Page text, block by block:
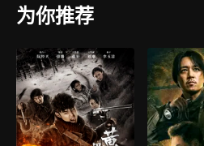
为你推荐